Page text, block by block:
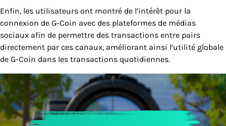
Enfin, les utilisateurs ont montré de l’intérêt pour la
connexion de G-Coin avec des plateformes de médias
sociaux afin de permettre des transactions entre pairs
directement par ces canaux, améliorant ainsi l’utilité globale
de G-Coin dans les transactions quotidiennes.